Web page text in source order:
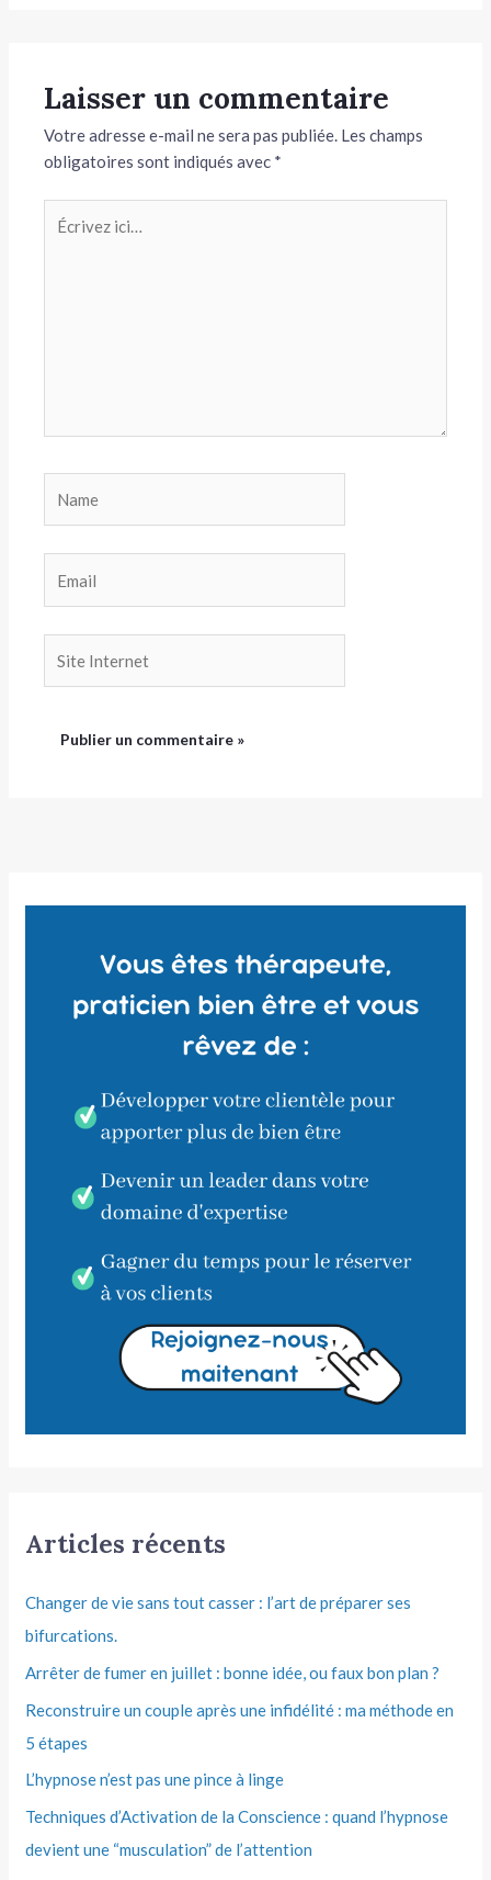
Laisser un commentaire
Votre adresse e-mail ne sera pas publiée. Les champs
obligatoires sont indiqués avec *
ici…
Internet
Articles récents
Changer de vie sans tout casser : l’art de préparer ses
bifurcations.
Arrêter de fumer en juillet : bonne idée, ou faux bon plan ?
Reconstruire un couple après une infidélité : ma méthode en
5 étapes
L’hypnose n’est pas une pince à linge
Techniques d’Activation de la Conscience : quand l’hypnose
devient une “musculation” de l’attention